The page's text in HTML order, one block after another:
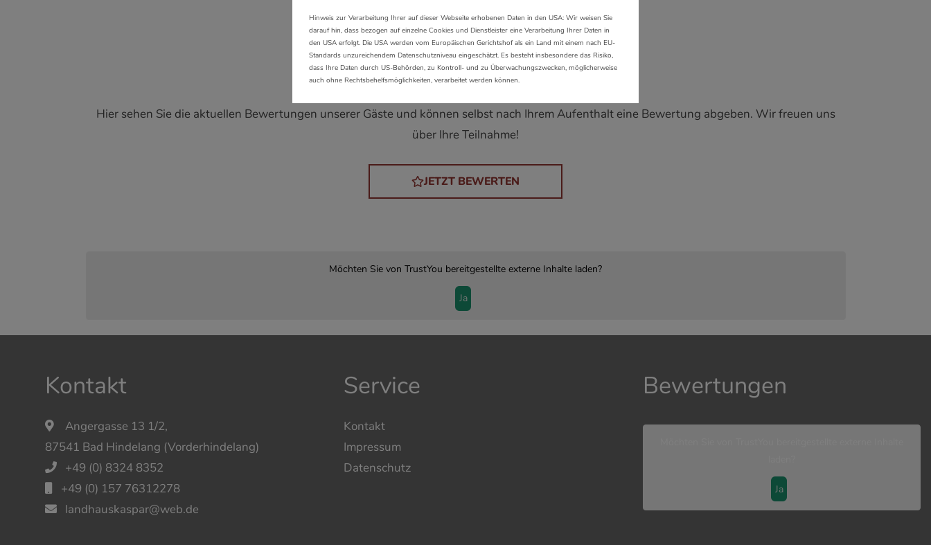
Bewertungen
Hier sehen Sie die aktuellen Bewertungen unserer Gäste und können selbst nach Ihrem Aufenthalt eine Bewertung abgeben. Wir freuen uns
über Ihre Teilnahme!
JETZT BEWERTEN
Möchten Sie von TrustYou bereitgestellte externe Inhalte laden?
Ja
Kontakt
Angergasse 13 1/2,
87541 Bad Hindelang (Vorderhindelang)
+49 (0) 8324 8352
+49 (0) 157 76312278
landhauskaspar@web.de
Service
Kontakt
Impressum
Datenschutz
Bewertungen
Ja
Hinweis zur Verarbeitung Ihrer auf dieser Webseite erhobenen Daten in den USA: Wir weisen Sie
darauf hin, dass bezogen auf einzelne Cookies und Dienstleister eine Verarbeitung Ihrer Daten in
den USA erfolgt. Die USA werden vom Europäischen Gerichtshof als ein Land mit einem nach EU-
Standards unzureichendem Datenschutzniveau eingeschätzt. Es besteht insbesondere das Risiko,
dass Ihre Daten durch US-Behörden, zu Kontroll- und zu Überwachungszwecken, möglicherweise
auch ohne Rechtsbehelfsmöglichkeiten, verarbeitet werden können.